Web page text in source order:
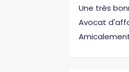
Une très
Avocat